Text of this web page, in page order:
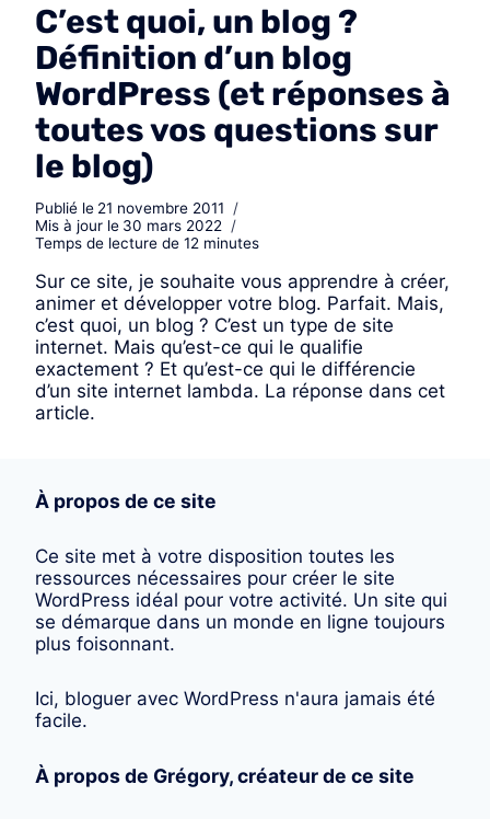
C’est quoi, un blog ?
Définition d’un blog
WordPress (et réponses à
toutes vos questions sur
le blog)
Publié le 21 novembre 2011
Mis à jour le 30 mars 2022
Temps de lecture de 12 minutes
​Sur ce site, je souhaite vous apprendre à créer,
animer et développer votre blog. Parfait. Mais,
c’est quoi, un blog ? C’est un type de site
internet. Mais qu’est-ce qui le qualifie
exactement ? Et ​qu’est-ce qui le différencie
d’un site internet lambda. La réponse dans cet
article.
À propos de ce site
Ce site met à votre disposition toutes les
ressources nécessaires pour créer le site
WordPress idéal pour votre activité. Un site qui
se démarque dans un monde en ligne toujours
plus foisonnant.
Ici, bloguer avec WordPress n'aura jamais été
facile.
À propos de Grégory, créateur de ce site